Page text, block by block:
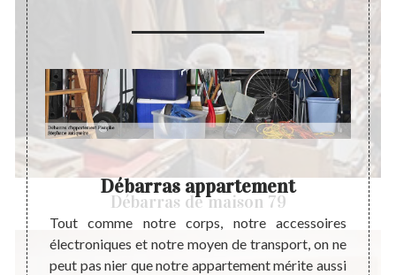
Débarras de maison 79
Débarras appartement
Tout comme notre corps, notre accessoires
électroniques et notre moyen de transport, on ne
peut pas nier que notre appartement mérite aussi
Un
sa